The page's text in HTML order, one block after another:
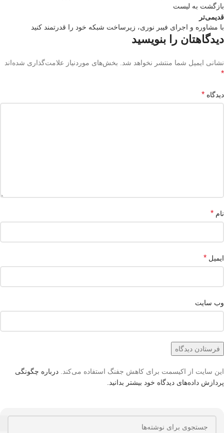
بازگشت بە لیست
قدیمی‌تر
با مشاوره و اجرای فیبر نوری، زیرساخت شبکه خود را قدرتمند کنید
دیدگاهتان را بنویسید
نشانی ایمیل شما منتشر نخواهد شد. بخش‌های موردنیاز علامت‌گذاری شده‌اند
*
دیدگاه *
نام *
ایمیل *
وب‌ سایت
این سایت از اکیسمت برای کاهش جفنگ استفاده می‌کند. درباره چگونگی
پردازش داده‌های دیدگاه خود بیشتر بدانید.